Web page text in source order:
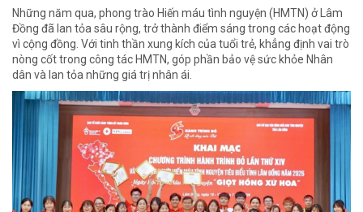
Những năm qua, phong trào Hiến máu tình nguyện (HMTN) ở Lâm
Đồng đã lan tỏa sâu rộng, trở thành điểm sáng trong các hoạt động
vì cộng đồng. Với tinh thần xung kích của tuổi trẻ, khẳng định vai trò
nòng cốt trong công tác HMTN, góp phần bảo vệ sức khỏe Nhân
dân và lan tỏa những giá trị nhân ái.